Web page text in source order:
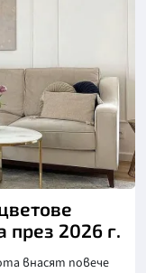
през 2026 г.
внасят повече